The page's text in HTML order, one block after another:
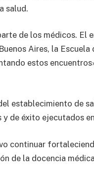
salud.
de los médicos. El
Aires, la
estos
establecimiento de
de éxito ejecutados
continuar
de la docencia